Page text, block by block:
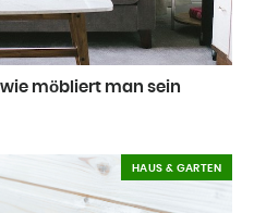
möbliert man sein
HAUS & GARTEN